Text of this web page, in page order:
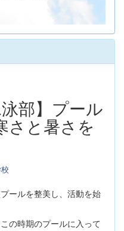
部】プール
と暑さを
ールを整美し、活動を始
の時期のプールに入って